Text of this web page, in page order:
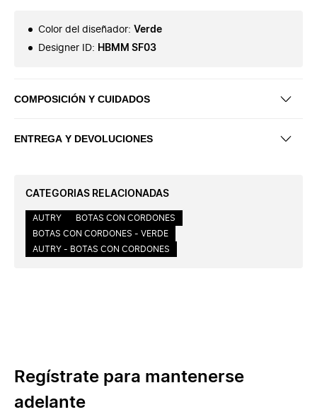
Color del diseñador: Verde
Designer ID: HBMM SF03
COMPOSICIÓN Y CUIDADOS
ENTREGA Y DEVOLUCIONES
CATEGORIAS RELACIONADAS
AUTRY
BOTAS CON CORDONES
BOTAS CON CORDONES - VERDE
AUTRY - BOTAS CON CORDONES
Regístrate para mantenerse
adelante